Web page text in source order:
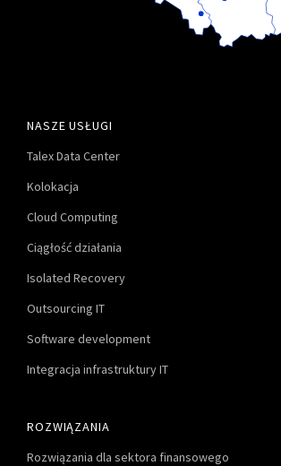
NASZE USŁUGI
Talex Data Center
Kolokacja
Cloud Computing
Ciągłość działania
Isolated Recovery
Outsourcing IT
Software development
Integracja infrastruktury IT
ROZWIĄZANIA
Rozwiązania dla sektora finansowego